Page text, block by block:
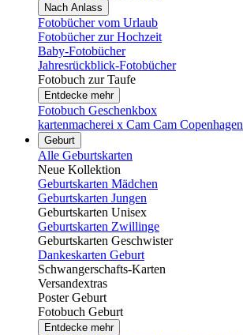
Nach Anlass
Fotobücher vom Urlaub
Fotobücher zur Hochzeit
Baby-Fotobücher
Jahresrückblick-Fotobücher
Fotobuch zur Taufe
Entdecke mehr
Fotobuch Geschenkbox
kartenmacherei x Cam Cam Copenhagen
Geburt
Alle Geburtskarten
Neue Kollektion
Geburtskarten Mädchen
Geburtskarten Jungen
Geburtskarten Unisex
Geburtskarten Zwillinge
Geburtskarten Geschwister
Dankeskarten Geburt
Schwangerschafts-Karten
Versandextras
Poster Geburt
Fotobuch Geburt
Entdecke mehr